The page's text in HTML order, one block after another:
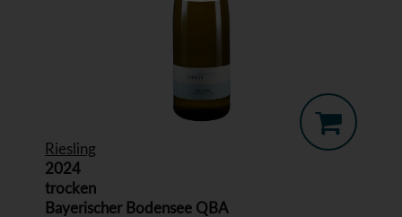
Riesling
2024
trocken
Bayerischer Bodensee QBA